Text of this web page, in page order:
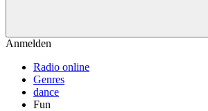
Anmelden
Radio online
Genres
dance
Fun